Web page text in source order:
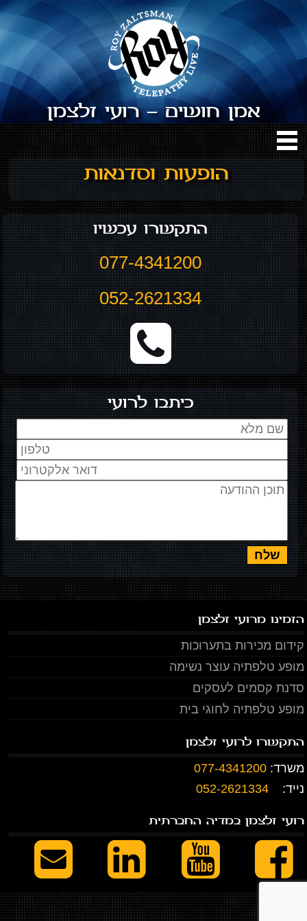
אמן חושים – רועי זלצמן
הופעות וסדנאות
התקשרו עכשיו
077-4341200
052-2621334
כיתבו לרועי
הזמינו מרועי זלצמן
קידום מכירות בתערוכות
מופע טלפתיה עוצר נשימה
סדנת קסמים לעסקים
מופע טלפתיה לחוגי בית
התקשרו לרועי זלצמן
משרד:077-4341200
נייד:052-2621334
רועי זלצמן במדיה החברתית